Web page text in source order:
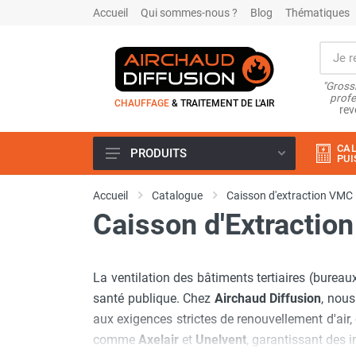
Accueil Qui sommes-nous ? Blog Thématiques
CHAUFFAGE & TRAITEMENT DE L'AIR
Climatiseur
Climatiseur mobile
Climatiseur fixe
Rafraîchisseur d'air
Rafraichisseur d'air mobile
Rafraîchisseur d'air gainable
PRODUITS
Accueil Catalogue Caisson d'extraction VMC
Caisson
La ventilation des bâtiments tertiaires
santé publique. Chez Airchaud Diffusion,
aux exigences strictes de renouvellement
comme Axelair et Unelvent, garantissant des